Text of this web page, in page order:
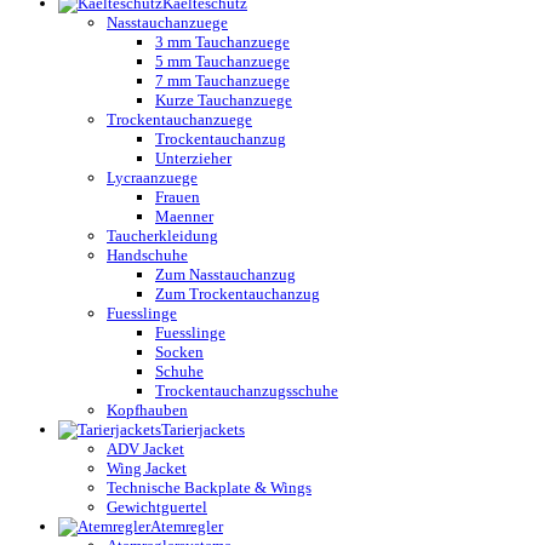
Nasstauchanzuege
3 mm Tauchanzuege
5 mm Tauchanzuege
7 mm Tauchanzuege
Kurze Tauchanzuege
Trockentauchanzuege
Trockentauchanzug
Unterzieher
Lycraanzuege
Frauen
Maenner
Taucherkleidung
Handschuhe
Zum Nasstauchanzug
Zum Trockentauchanzug
Fuesslinge
Fuesslinge
Socken
Schuhe
Trockentauchanzugsschuhe
Kopfhauben
Tarierjackets
ADV Jacket
Wing Jacket
Technische Backplate & Wings
Gewichtguertel
Atemregler